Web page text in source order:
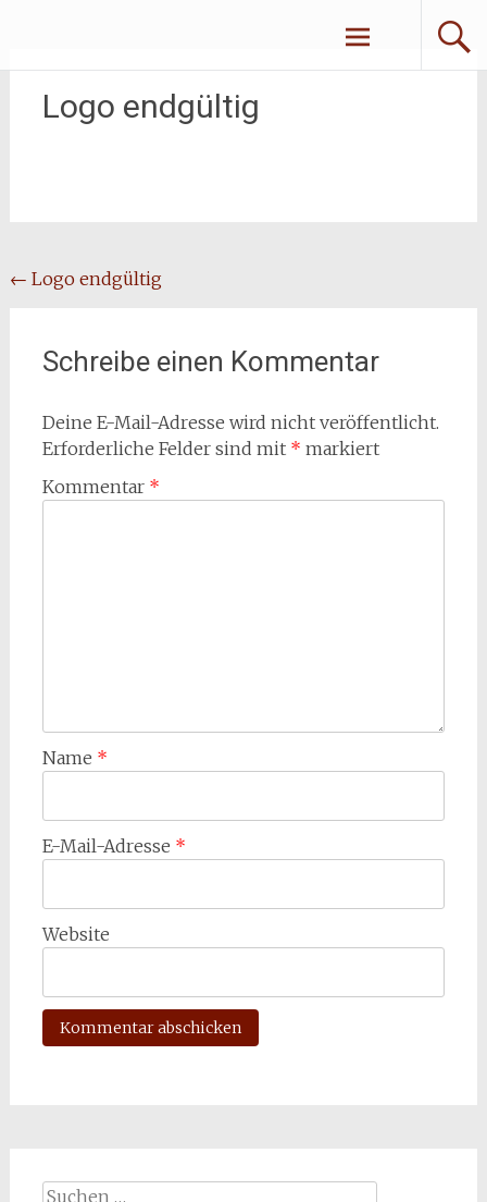
springen
Logo endgültig
Beitragsnavigation
← Logo endgültig
Schreibe einen Kommentar
Deine E-Mail-Adresse wird nicht veröffentlicht.
Erforderliche Felder sind mit * markiert
Kommentar *
Name *
E-Mail-Adresse *
Website
Suchen